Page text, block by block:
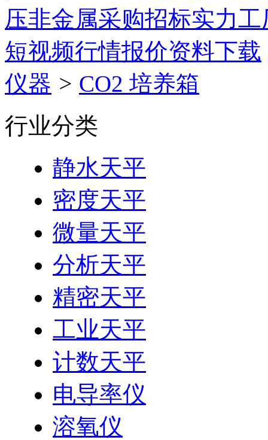
压非金属采购招标实力工
短视频行情报价资料下载
仪器 > CO2 培养箱
行业分类
静水天平
密度天平
微量天平
分析天平
精密天平
工业天平
计数天平
电导率仪
溶氧仪